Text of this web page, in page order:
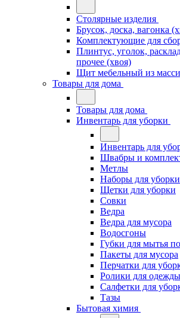
Столярные изделия
Брусок, доска, вагонка
Комплектующие для
Плинтус, уголок,
прочее (хвоя)
Щит мебельный из
Товары для дома
Товары для дома
Инвентарь для уборки
Инвентарь для
Швабры и
Метлы
Наборы для уборки
Щетки для уборки
Совки
Ведра
Ведра для мусора
Водосгоны
Губки для мытья
Пакеты для мусора
Перчатки для
Ролики для одежды
Салфетки для
Тазы
Бытовая химия